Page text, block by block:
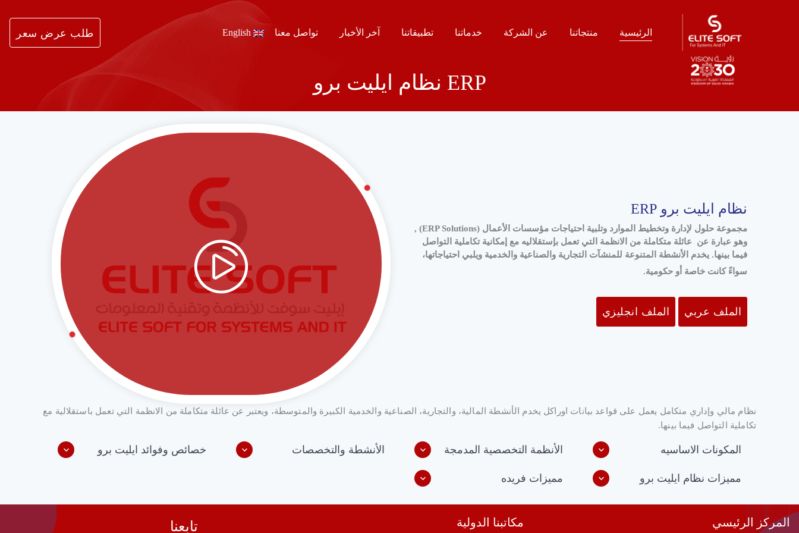
الرئيسية منتجاتنا عن الشركة خدماتنا تطبيقاتنا آخر الأخبار تواصل معنا طلب عرض سعر
نظام ايليت برو ERP
نظام ايليت برو ERP
مجموعة حلول لإدارة وتخطيط الموارد وتلبية احتياجات مؤسسات الأعمال (ERP Solutions)
,
وهو عبارة عن عائلة متكاملة من الانظمة التي تعمل بإستقلاليه مع إمكانية تكاملية التواصل
فيما بينها. يخدم الأنشطة المتنوعة للمنشآت التجارية والصناعية والخدمية ويلبي احتياجاتها،
سواءً كانت خاصة أو حكومية.
الملف عربي الملف انجليزي
نظام مالي وإداري متكامل يعمل على قواعد بيانات اوراكل يخدم الأنشطة المالية، والتجارية، الصناعية والخدمية الكبيرة والمتوسطة، ويعتبر عن عائلة متكاملة من الانظمة التي تعمل باستقلالية مع
تكاملية التواصل فيما بينها.
المكونات الاساسيه الأنظمة التخصصية المدمجة الأنشطة والتخصصات
خصائص وفوائد ايليت برو
مميزات نظام ايليت برو
مميزات فريده
تابعنا مكاتبنا الدولية المركز الرئيسي